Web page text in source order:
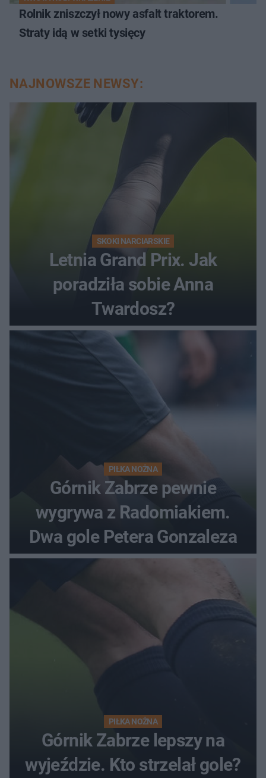
Rolnik zniszczył nowy asfalt traktorem.
Straty idą w setki tysięcy
NAJNOWSZE NEWSY:
SKOKI NARCIARSKIE
Letnia Grand Prix. Jak
poradziła sobie Anna
Twardosz?
PIŁKA NOŻNA
Górnik Zabrze pewnie
wygrywa z Radomiakiem.
Dwa gole Petera Gonzaleza
PIŁKA NOŻNA
Górnik Zabrze lepszy na
wyjeździe. Kto strzelał gole?